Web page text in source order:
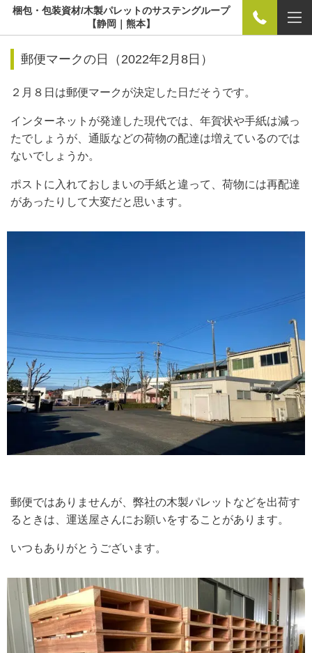
梱包・包装資材/木製パレットのサステングループ
【静岡｜熊本】
郵便マークの日（2022年2月8日）
２月８日は郵便マークが決定した日だそうです。
インターネットが発達した現代では、年賀状や手紙は減っ
たでしょうが、通販などの荷物の配達は増えているのでは
ないでしょうか。
ポストに入れておしまいの手紙と違って、荷物には再配達
があったりして大変だと思います。
郵便ではありませんが、弊社の木製パレットなどを出荷す
るときは、運送屋さんにお願いをすることがあります。
いつもありがとうございます。